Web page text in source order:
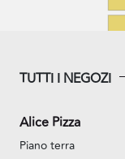
TUTTI I NEGOZI
Alice Pizza
Piano terra